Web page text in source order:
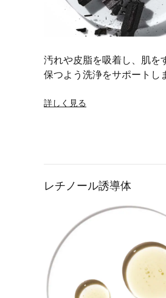
汚れや皮脂を吸着し、肌を
保つよう洗浄をサポートし
詳しく見る
レチノール誘導体